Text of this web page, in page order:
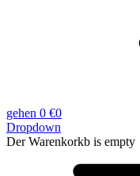
gehen 0 €0
Dropdown
Der Warenkorkb is empty